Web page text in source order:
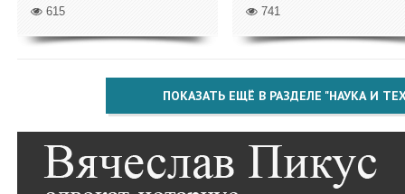
615 741
ПОКАЗАТЬ ЕЩЁ В РАЗДЕЛЕ "НАУКА И